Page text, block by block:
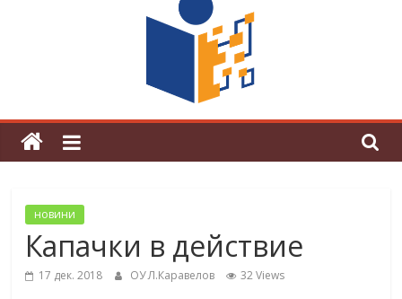
Магията на Андерсен оживя в ОУ
„Любен Каравелов“
новини
Капачки в действие
17 дек. 2018 ОУ Л.Каравелов 32 Views